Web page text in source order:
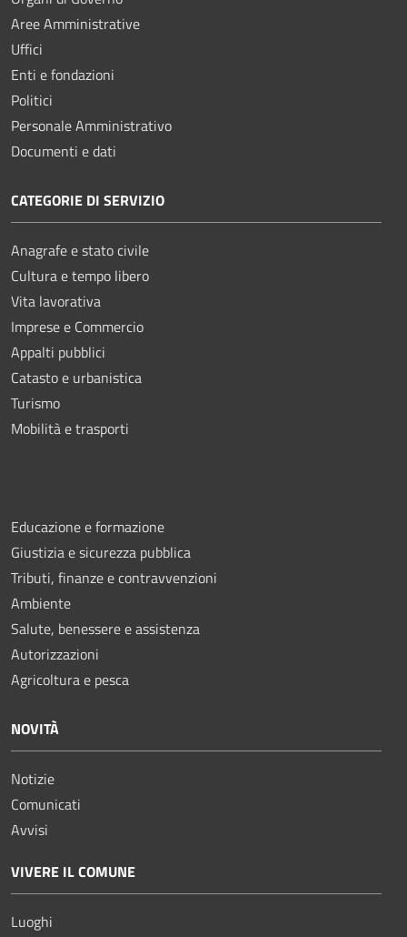
Aree Amministrative
Uffici
Enti e fondazioni
Politici
Personale Amministrativo
Documenti e dati
CATEGORIE DI SERVIZIO
Anagrafe e stato civile
Cultura e tempo libero
Vita lavorativa
Imprese e Commercio
Appalti pubblici
Catasto e urbanistica
Turismo
Mobilità e trasporti
Educazione e formazione
Giustizia e sicurezza pubblica
Tributi, finanze e contravvenzioni
Ambiente
Salute, benessere e assistenza
Autorizzazioni
Agricoltura e pesca
NOVITÀ
Notizie
Comunicati
Avvisi
VIVERE IL COMUNE
Luoghi